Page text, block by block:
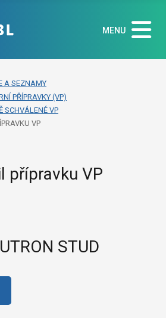
MENU
A SEZNAMY
PŘÍPRAVKY (VP)
SCHVÁLENÉ VP
VP
přípravku VP
STUD